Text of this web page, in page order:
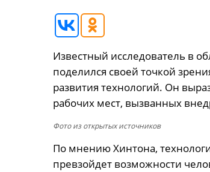
Известный исследователь в
поделился своей точкой
развития технологий. Он
рабочих мест, вызванных
Фото из открытых источников
По мнению Хинтона,
превзойдет возможности